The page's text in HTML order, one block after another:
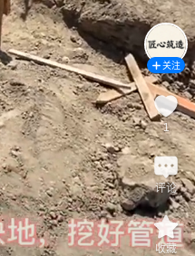
关注
1
评论
收藏